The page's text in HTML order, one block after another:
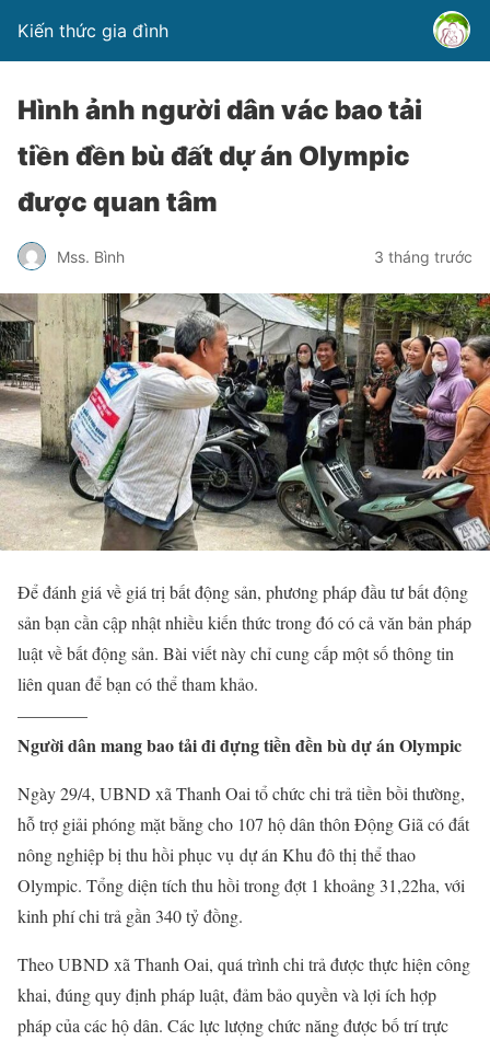
Kiến thức gia đình
Hình ảnh người dân vác bao tải
tiền đền bù đất dự án Olympic
được quan tâm
Mss. Bình 3 tháng trước
Để đánh giá về giá trị bất động sản, phương pháp đầu tư bất động
sản bạn cần cập nhật nhiều kiến thức trong đó có cả văn bản pháp
luật về bất động sản. Bài viết này chỉ cung cấp một số thông tin
liên quan để bạn có thể tham khảo.
————
Người dân mang bao tải đi đựng tiền đền bù dự án Olympic
Ngày 29/4, UBND xã Thanh Oai tổ chức chi trả tiền bồi thường,
hỗ trợ giải phóng mặt bằng cho 107 hộ dân thôn Động Giã có đất
nông nghiệp bị thu hồi phục vụ dự án Khu đô thị thể thao
Olympic. Tổng diện tích thu hồi trong đợt 1 khoảng 31,22ha, với
kinh phí chi trả gần 340 tỷ đồng.
Theo UBND xã Thanh Oai, quá trình chi trả được thực hiện công
khai, đúng quy định pháp luật, đảm bảo quyền và lợi ích hợp
pháp của các hộ dân. Các lực lượng chức năng được bố trí trực